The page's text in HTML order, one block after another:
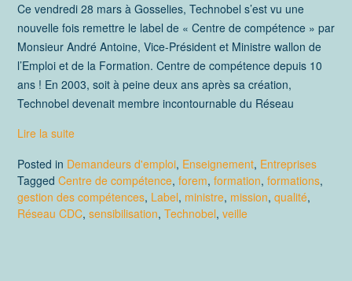
Ce vendredi 28 mars à Gosselies, Technobel s’est vu une
nouvelle fois remettre le label de « Centre de compétence » par
Monsieur André Antoine, Vice-Président et Ministre wallon de
l’Emploi et de la Formation. Centre de compétence depuis 10
ans ! En 2003, soit à peine deux ans après sa création,
Technobel devenait membre incontournable du Réseau
Lire la suite
Posted in Demandeurs d'emploi, Enseignement, Entreprises
Tagged Centre de compétence, forem, formation, formations,
gestion des compétences, Label, ministre, mission, qualité,
Réseau CDC, sensibilisation, Technobel, veille